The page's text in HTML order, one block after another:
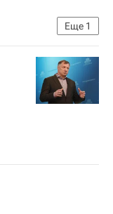
Еще 1
Министерство строительства и жилищно-коммунального хозяйства РФ (Минстрой России)